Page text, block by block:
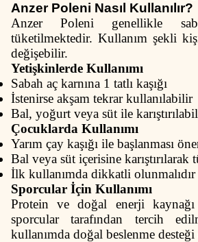
Anzer Poleni Nasıl Kullanılır?
Anzer Poleni genellikle
tüketilmektedir. Kullanım şekli
değişebilir.
Yetişkinlerde Kullanımı
Sabah aç karnına 1 tatlı kaşığı
İstenirse akşam tekrar kullanılabilir
Bal, yoğurt veya süt ile
Çocuklarda Kullanımı
Yarım çay kaşığı ile başlanması
Bal veya süt içerisine
İlk kullanımda dikkatli olunmalıdır
Sporcular İçin Kullanımı
Protein ve doğal enerji kaynağı
sporcular tarafından tercih
kullanımda doğal beslenme